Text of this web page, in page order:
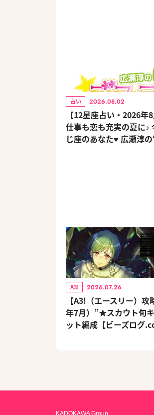
占い 2026.08.02
【12星座占い・2026
仕事も恋も充実の夏に♪
じ座のあなた♥ 広瀬淳
A3! 2026.07.26
【A3!（エースリー）
年7月）”★スカウト旬
ット編成【ビーズログ
KADOKAWA Group